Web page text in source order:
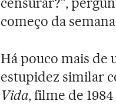
começo da
Há pouco mais de
estupidez similar
Vida, filme de